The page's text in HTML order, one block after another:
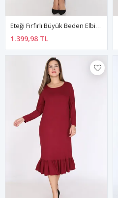
Eteği Fırfırlı Büyük Beden Elbise 19C-0784
1.399,98 TL